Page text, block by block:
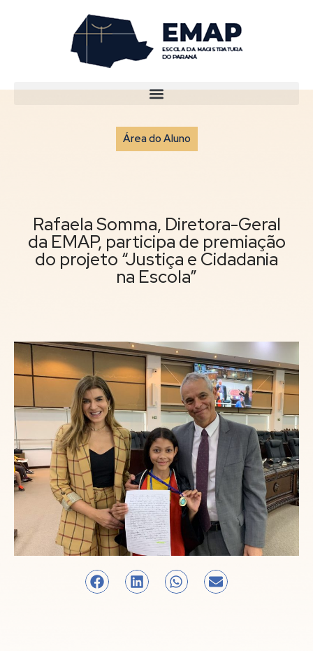
Área do Aluno
Rafaela Somma, Diretora-Geral
da EMAP, participa de premiação
do projeto “Justiça e Cidadania
na Escola”